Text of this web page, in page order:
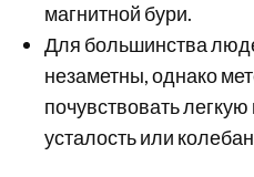
магнитной бури.
Для большинства
незаметны, однако
почувствовать
усталость или